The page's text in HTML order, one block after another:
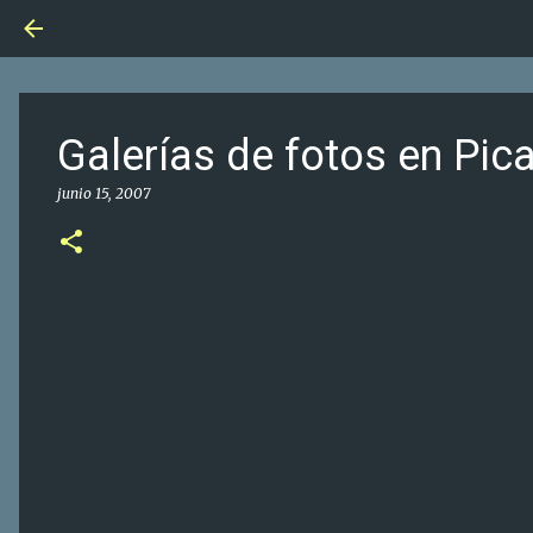
Galerías de fotos en
junio 15, 2007